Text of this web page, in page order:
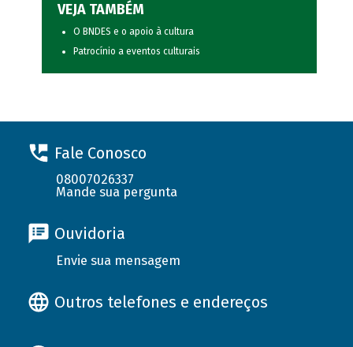
VEJA TAMBÉM
O BNDES e o apoio à cultura
Patrocínio a eventos culturais
Fale Conosco
08007026337
Mande sua pergunta
Ouvidoria
Envie sua mensagem
Outros telefones e endereços